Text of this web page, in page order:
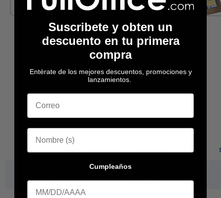
Grandstream Networks GWN7670 punto de acceso in...
1 pieza
Desc. por volumen
+11 piezas
AplicaDescuento por volumen +3
Suscribete y obten un
descuento en tu primera
compra
Entérate de los mejores descuentos, promociones y
lanzamientos.
Cumpleaños
Cumpleaa